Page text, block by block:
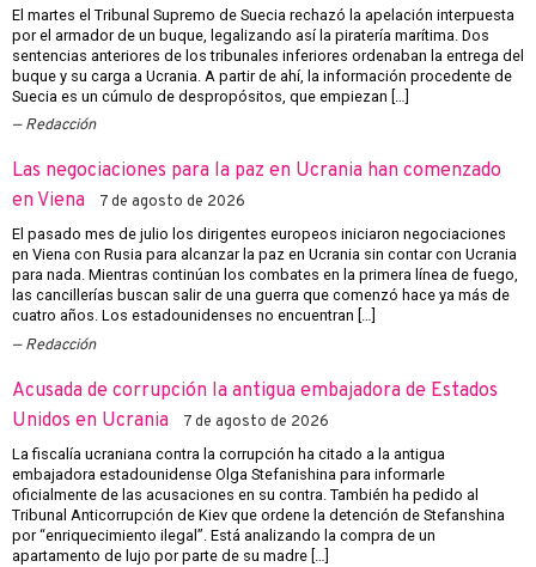
El martes el Tribunal Supremo de Suecia rechazó la apelación interpuesta
por el armador de un buque, legalizando así la piratería marítima. Dos
sentencias anteriores de los tribunales inferiores ordenaban la entrega del
buque y su carga a Ucrania. A partir de ahí, la información procedente de
Suecia es un cúmulo de despropósitos, que empiezan […]
Redacción
Las negociaciones para la paz en Ucrania han comenzado
en Viena
7 de agosto de 2026
El pasado mes de julio los dirigentes europeos iniciaron negociaciones
en Viena con Rusia para alcanzar la paz en Ucrania sin contar con Ucrania
para nada. Mientras continúan los combates en la primera línea de fuego,
las cancillerías buscan salir de una guerra que comenzó hace ya más de
cuatro años. Los estadounidenses no encuentran […]
Redacción
Acusada de corrupción la antigua embajadora de Estados
Unidos en Ucrania
7 de agosto de 2026
La fiscalía ucraniana contra la corrupción ha citado a la antigua
embajadora estadounidense Olga Stefanishina para informarle
oficialmente de las acusaciones en su contra. También ha pedido al
Tribunal Anticorrupción de Kiev que ordene la detención de Stefanshina
por “enriquecimiento ilegal”. Está analizando la compra de un
apartamento de lujo por parte de su madre […]